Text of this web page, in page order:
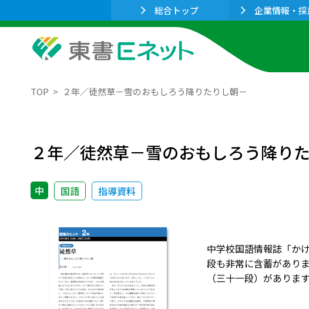
総合トップ 企業情報・
TOP ２年／徒然草－雪のおもしろう降りたりし朝－
２年／徒然草－雪のおもしろう降り
中 国語 指導資料
中学校国語情報誌「か
段も非常に含蓄があり
（三十一段）があります